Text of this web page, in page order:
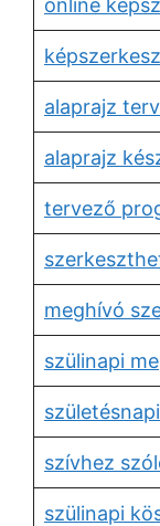
online
alaprajz
alaprajz
tervező
meghívó
szülinapi
szívhez
szülinapi